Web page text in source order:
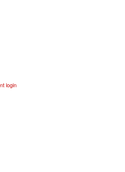
login